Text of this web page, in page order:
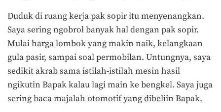
Duduk di ruang kerja pak sopir itu menyenangkan.
Saya sering ngobrol banyak hal dengan pak sopir.
Mulai harga lombok yang makin naik, kelangkaan
gula pasir, sampai soal permobilan. Untungnya, saya
sedikit akrab sama istilah-istilah mesin hasil
ngikutin Bapak kalau lagi main ke bengkel. Saya juga
sering baca majalah otomotif yang dibeliin Bapak.